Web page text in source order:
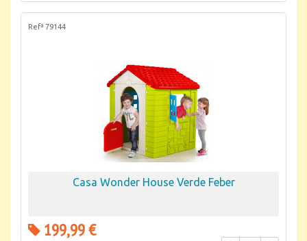
Refª 79144
Casa Wonder House Verde Feber
199,99 €